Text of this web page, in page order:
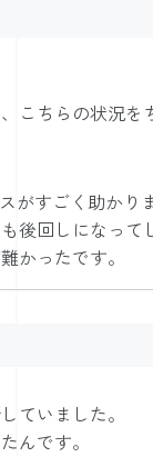
こちらの状況
がすごく助かり
後回しになって
かったです。
ていました。
んです。